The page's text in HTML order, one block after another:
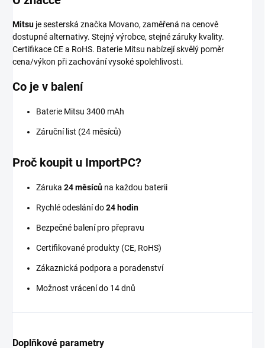
Mitsu je sesterská značka Movano, zaměřená na cenově
dostupné alternativy. Stejný výrobce, stejné záruky kvality.
Certifikace CE a RoHS. Baterie Mitsu nabízejí skvělý poměr
cena/výkon při zachování vysoké spolehlivosti.
Co je v balení
Baterie Mitsu 3400 mAh
Záruční list (24 měsíců)
Proč koupit u ImportPC?
Záruka 24 měsíců na každou baterii
Rychlé odeslání do24 hodin
Bezpečné balení pro přepravu
Certifikované produkty (CE, RoHS)
Zákaznická podpora a poradenství
Možnost vrácení do 14 dnů
Doplňkové parametry